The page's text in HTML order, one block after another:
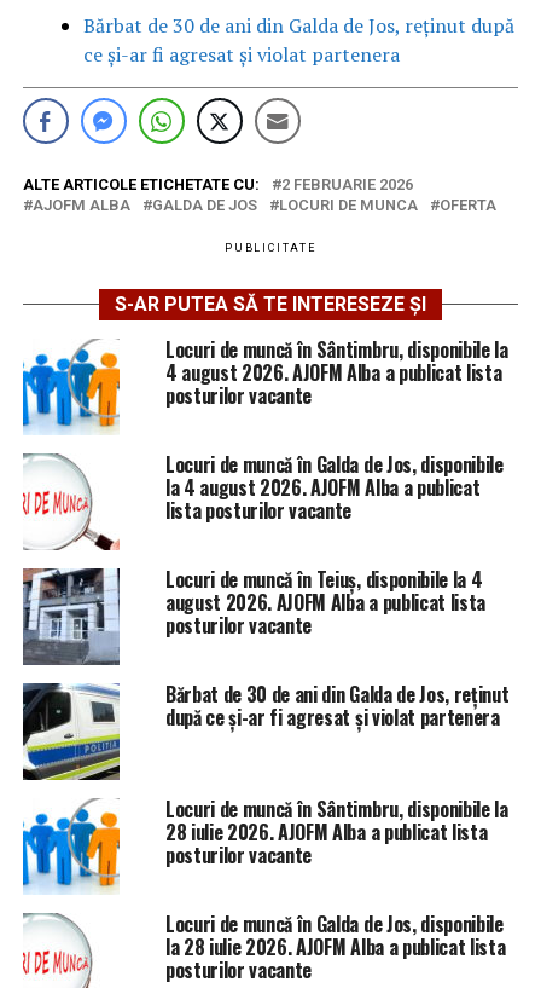
Bărbat de 30 de ani din Galda de Jos, reținut după
ce și-ar fi agresat și violat partenera
ALTE ARTICOLE ETICHETATE CU:
2 FEBRUARIE 2026
AJOFM ALBA
GALDA DE JOS LOCURI DE MUNCA OFERTA
PUBLICITATE
S-AR PUTEA SĂ TE INTERESEZE ȘI
Locuri de muncă în Sântimbru, disponibile la
4 august 2026. AJOFM Alba a publicat lista
posturilor vacante
Locuri de muncă în Galda de Jos, disponibile
la 4 august 2026. AJOFM Alba a publicat
lista posturilor vacante
Locuri de muncă în Teiuș, disponibile la 4
august 2026. AJOFM Alba a publicat lista
posturilor vacante
Bărbat de 30 de ani din Galda de Jos, reținut
după ce și-ar fi agresat și violat partenera
Locuri de muncă în Sântimbru, disponibile la
28 iulie 2026. AJOFM Alba a publicat lista
posturilor vacante
Locuri de muncă în Galda de Jos, disponibile
la 28 iulie 2026. AJOFM Alba a publicat lista
posturilor vacante